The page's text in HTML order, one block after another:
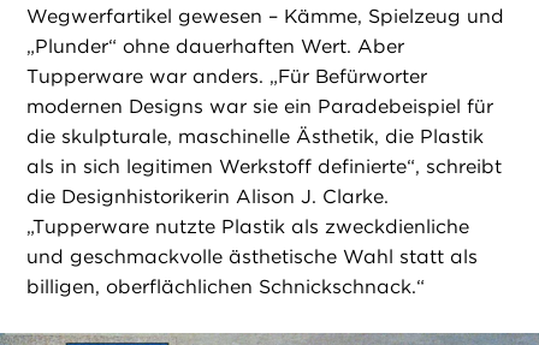
Wegwerfartikel gewesen – Kämme, Spielzeug und
„Plunder“ ohne dauerhaften Wert. Aber
Tupperware war anders. „Für Befürworter
modernen Designs war sie ein Paradebeispiel für
die skulpturale, maschinelle Ästhetik, die Plastik
als in sich legitimen Werkstoff definierte“, schreibt
die Designhistorikerin Alison J. Clarke.
„Tupperware nutzte Plastik als zweckdienliche
und geschmackvolle ästhetische Wahl statt als
billigen, oberflächlichen Schnickschnack.“